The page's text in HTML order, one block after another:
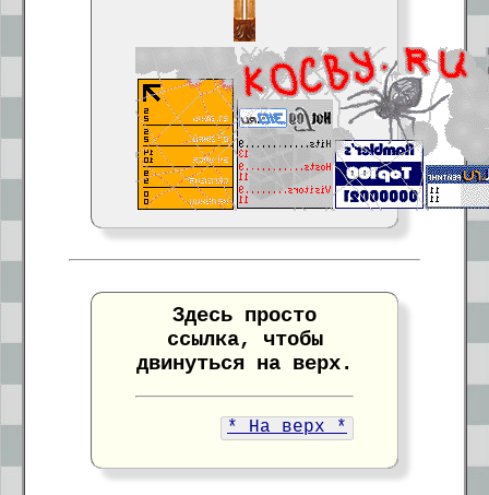
Здесь просто
ссылка, чтобы
двинуться на верх.
* На верх *